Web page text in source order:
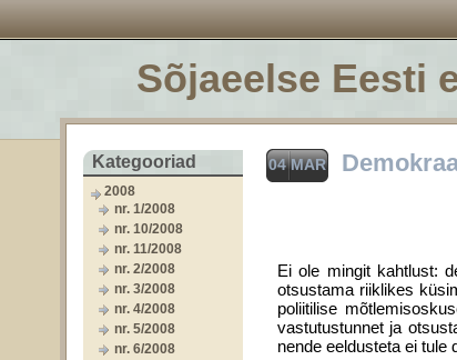
Sõjaeelse Eesti
Kategooriad
2008
nr. 1/2008
nr. 10/2008
nr. 11/2008
nr. 2/2008
nr. 3/2008
nr. 4/2008
nr. 5/2008
nr. 6/2008
04 MAR
Ei ole mingit kahtlust:
otsustama riiklikes
poliitilise
vastutustunnet ja
nende eeldusteta ei tule